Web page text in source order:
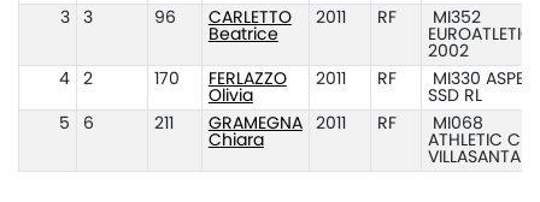
3
3 96
CARLETTO
Beatrice
2011 RF
MI352
2002
4
2 170
FERLAZZO
Olivia
2011 RF
MI330 ASPES
SSD RL
5
6 211
GRAMEGNA
Chiara
2011 RF
MI068
ATHLETIC
VILLASANTA